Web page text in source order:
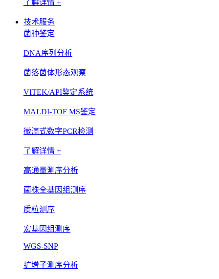
了解详情 +
技术服务
菌种鉴定
DNA序列分析
菌落菌体形态观察
VITEK/API鉴定系统
MALDI-TOF MS鉴定
微滴式数字PCR检测
了解详情 +
高通量测序分析
菌株全基因组测序
质粒测序
宏基因组测序
WGS-SNP
扩增子测序分析